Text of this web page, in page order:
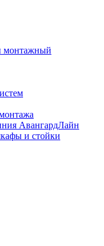
монтажный
АвангардЛайн
и стойки